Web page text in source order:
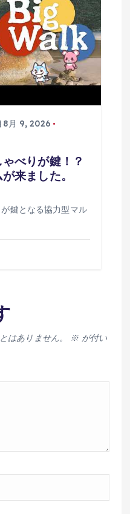
8月 9, 2026
べりが鍵！？
来ました。
鍵となる協力型マル
はありません。 ※が付い